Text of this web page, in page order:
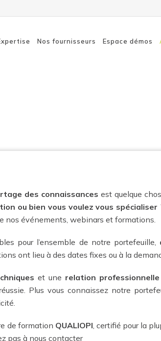
Nos fournisseurs Espace démos
des connaissances est quelque
ou bien vous voulez vous spécialiser
nos événements, webinars et formations.
pour l’ensemble de notre portefeuille,
ont lieu à des dates fixes ou à la
et une relation
Plus vous connaisseznotre
de formation QUALIOPI, certifié pour la
pas à nous contacter